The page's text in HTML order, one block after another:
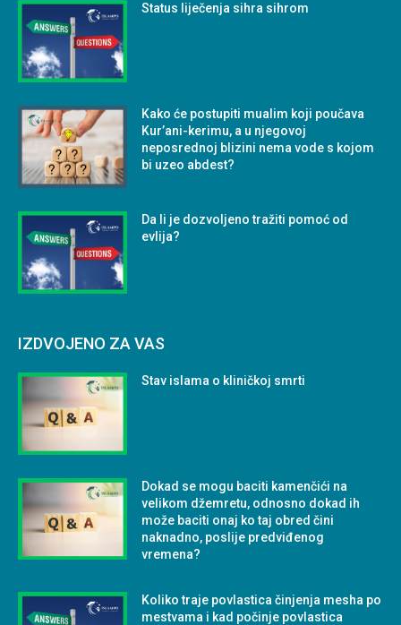
Status liječenja sihra sihrom
Kako će postupiti mualim koji poučava
Kur’ani-kerimu, a u njegovoj
neposrednoj blizini nema vode s kojom
bi uzeo abdest?
Da li je dozvoljeno tražiti pomoć od
evlija?
IZDVOJENO ZA VAS
Stav islama o kliničkoj smrti
Dokad se mogu baciti kamenčići na
velikom džemretu, odnosno dokad ih
može baciti onaj ko taj obred čini
naknadno, poslije predviđenog
vremena?
Koliko traje povlastica činjenja mesha po
mestvama i kad počinje povlastica